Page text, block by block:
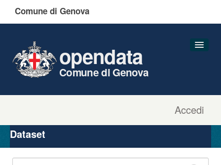
Comune di Genova
Accedi
opendata
Comune di Genova
Organizzazioni
Gruppi
Dataset